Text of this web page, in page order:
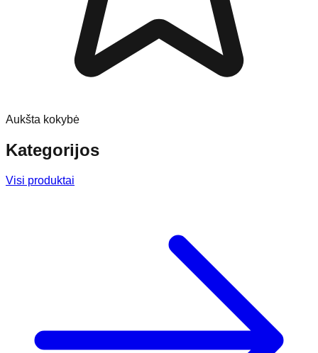
Aukšta kokybė
Kategorijos
Visi produktai